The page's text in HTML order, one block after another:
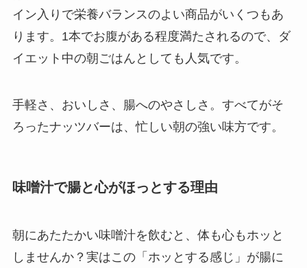
イン入りで栄養バランスのよい商品がいくつもあ
ります。1本でお腹がある程度満たされるので、ダ
イエット中の朝ごはんとしても人気です。
手軽さ、おいしさ、腸へのやさしさ。すべてがそ
ろったナッツバーは、忙しい朝の強い味方です。
味噌汁で腸と心がほっとする理由
朝にあたたかい味噌汁を飲むと、体も心もホッと
しませんか？実はこの「ホッとする感じ」が腸に